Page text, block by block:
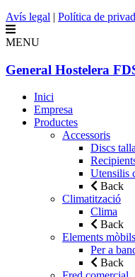
Avís legal | Política de
MENU
General Hostelera
Inici
Empresa
Productes
Accessoris
Discs
Utensilis
Back
Climatització
Clima
Back
Elements mòbils
Per a
Back